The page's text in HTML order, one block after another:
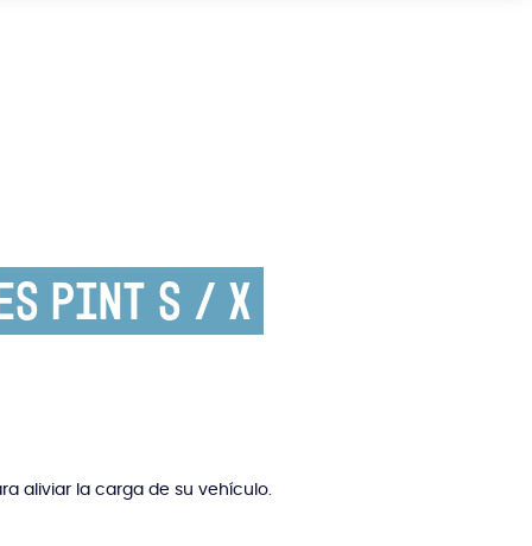
Pint S / X
aliviar la carga de su vehículo.